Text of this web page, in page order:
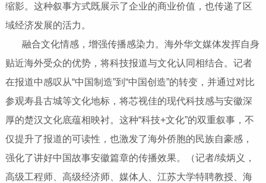
缩影。这种叙事方式既展示了企业的商业价值，也传递了区
域经济发展的活力。
融合文化情感，增强传播感染力‌。海外华文媒体发挥自身
贴近海外受众的优势，将科技报道与文化认同相结合。记者
在报道中感叹从“中国制造”到“中国创造”的转变，并通过对比
参观寿县古城等文化地标，将芯视佳的现代科技感与安徽深
厚的楚汉文化底蕴相映衬。这种“科技+文化”的双重叙事，不
仅提升了报道的可读性，也激发了海外侨胞的民族自豪感，
强化了讲好中国故事安徽篇章的传播效果。（记者/续炳义，
高级工程师、高级经济师、媒体人、江苏大学特聘教授、海